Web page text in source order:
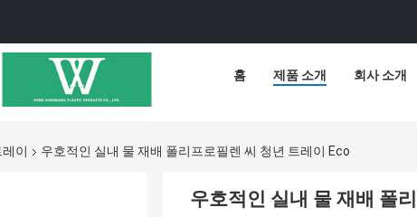
홈 제품 소개 회사 소개
이 우호적인 실내 물 재배 폴리프로필렌 씨 청년 트레이 Eco
우호적인 실내 물 재배 폴